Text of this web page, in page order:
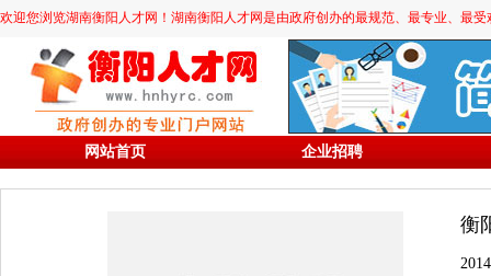
欢迎您浏览湖南衡阳人才网！湖南衡阳人才网是由政府创办的最规范、最专业、最
网站首页 企业招聘
衡